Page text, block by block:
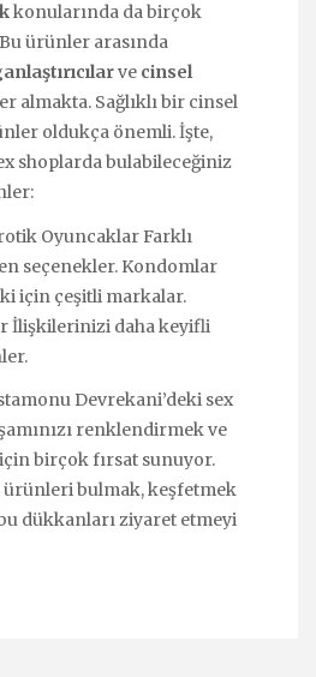
konularında da birçok
ürünler arasında
ve cinsel
almakta. Sağlıklı bir cinsel
oldukça önemli. İşte,
shoplarda bulabileceğiniz
Oyuncaklar Farklı
seçenekler. Kondomlar
için çeşitli markalar.
İlişkilerinizi daha keyifli
Devrekani’deki sex
renklendirmek ve
birçok fırsat sunuyor.
bulmak, keşfetmek
dükkanları ziyaret etmeyi